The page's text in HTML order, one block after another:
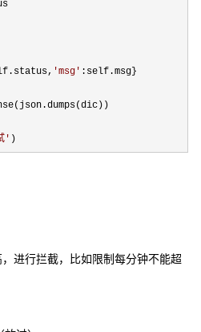
'msg ' :self.msg}
' )
进行拦截，比如限制每分钟不能超